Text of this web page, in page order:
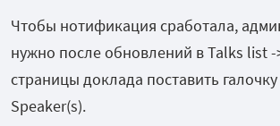
Чтобы нотификация сработала,
нужно после обновлений в Talks list -
страницы доклада поставить
Speaker(s).